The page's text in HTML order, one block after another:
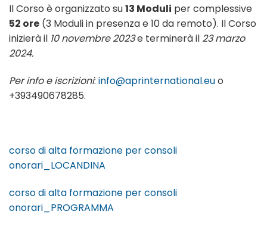
Il Corso è organizzato su13 Moduli per complessive
52 ore (3 Moduli in presenza e 10 da remoto). Il Corso
inizierà il 10 novembre 2023e terminerà il 23 marzo
2024.
Per info e iscrizioni: info@aprinternational.euo
+393490678285.
corso di alta formazione per consoli
onorari_LOCANDINA
corso di alta formazione per consoli
onorari_PROGRAMMA